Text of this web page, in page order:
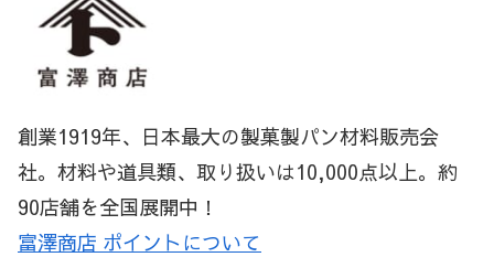
創業1919年、日本最大の製菓製パン材料販売会
社。材料や道具類、取り扱いは10,000点以上。約
90店舗を全国展開中！
富澤商店 ポイントについて